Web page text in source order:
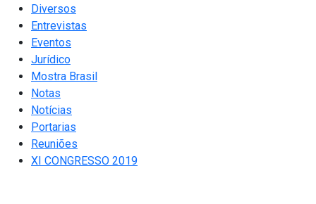
Diversos
Entrevistas
Eventos
Jurídico
Mostra Brasil
Notas
Notícias
Portarias
Reuniões
XI CONGRESSO 2019